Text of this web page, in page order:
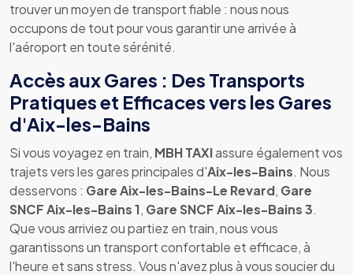
trouver un moyen de transport fiable : nous nous
occupons de tout pour vous garantir une arrivée à
l'aéroport en toute sérénité.
Accès aux Gares : Des Transports
Pratiques et Efficaces vers les Gares
d'Aix-les-Bains
Si vous voyagez en train, MBH TAXIassure également vos
trajets vers les gares principales d'Aix-les-Bains. Nous
desservons : Gare Aix-les-Bains-Le Revard, Gare
SNCF Aix-les-Bains 1, Gare SNCF Aix-les-Bains 3.
Que vous arriviez ou partiez en train, nous vous
garantissons un transport confortable et efficace, à
l'heure et sans stress. Vous n'avez plus à vous soucier du